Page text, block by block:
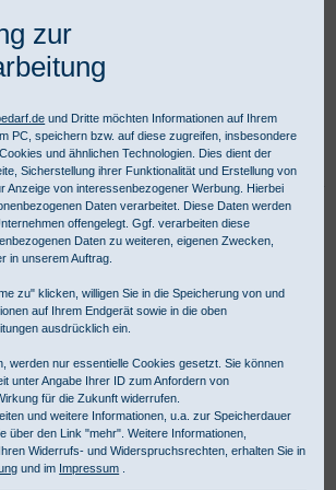
Tests Blutzuckertests Stechhilfen
Stechhilfen zur
Stechhilfen mit unterschiedlicher Stechtiefe
gewerbliche Kunden ist Kauf auf Rechnung
bei Diabetikern -
zur
und Dritte möchten Informationen auf Ihrem
PC, speichern bzw. auf diese zugreifen, insbesondere
und ähnlichen Technologien. Dies dient der
Sicherstellung ihrer Funktionalität und Erstellung von
Anzeige von interessenbezogener Werbung. Hierbei
Daten verarbeitet. Diese Daten werden
offengelegt. Ggf. verarbeiten diese
Daten zu weiteren, eigenen Zwecken,
in unserem Auftrag.
zu" klicken, willigen Sie in die Speicherung von und
auf Ihrem Endgerät sowie in die oben
ausdrücklich ein.
werden nur essentielle Cookies gesetzt. Sie können
unter Angabe Ihrer ID zum Anfordern von
für die Zukunft widerrufen.
und weitere Informationen, u.a. zur Speicherdauer
über den Link "mehr". Weitere Informationen,
Widerrufs- und Widerspruchsrechten, erhalten Sie in
und im Impressum